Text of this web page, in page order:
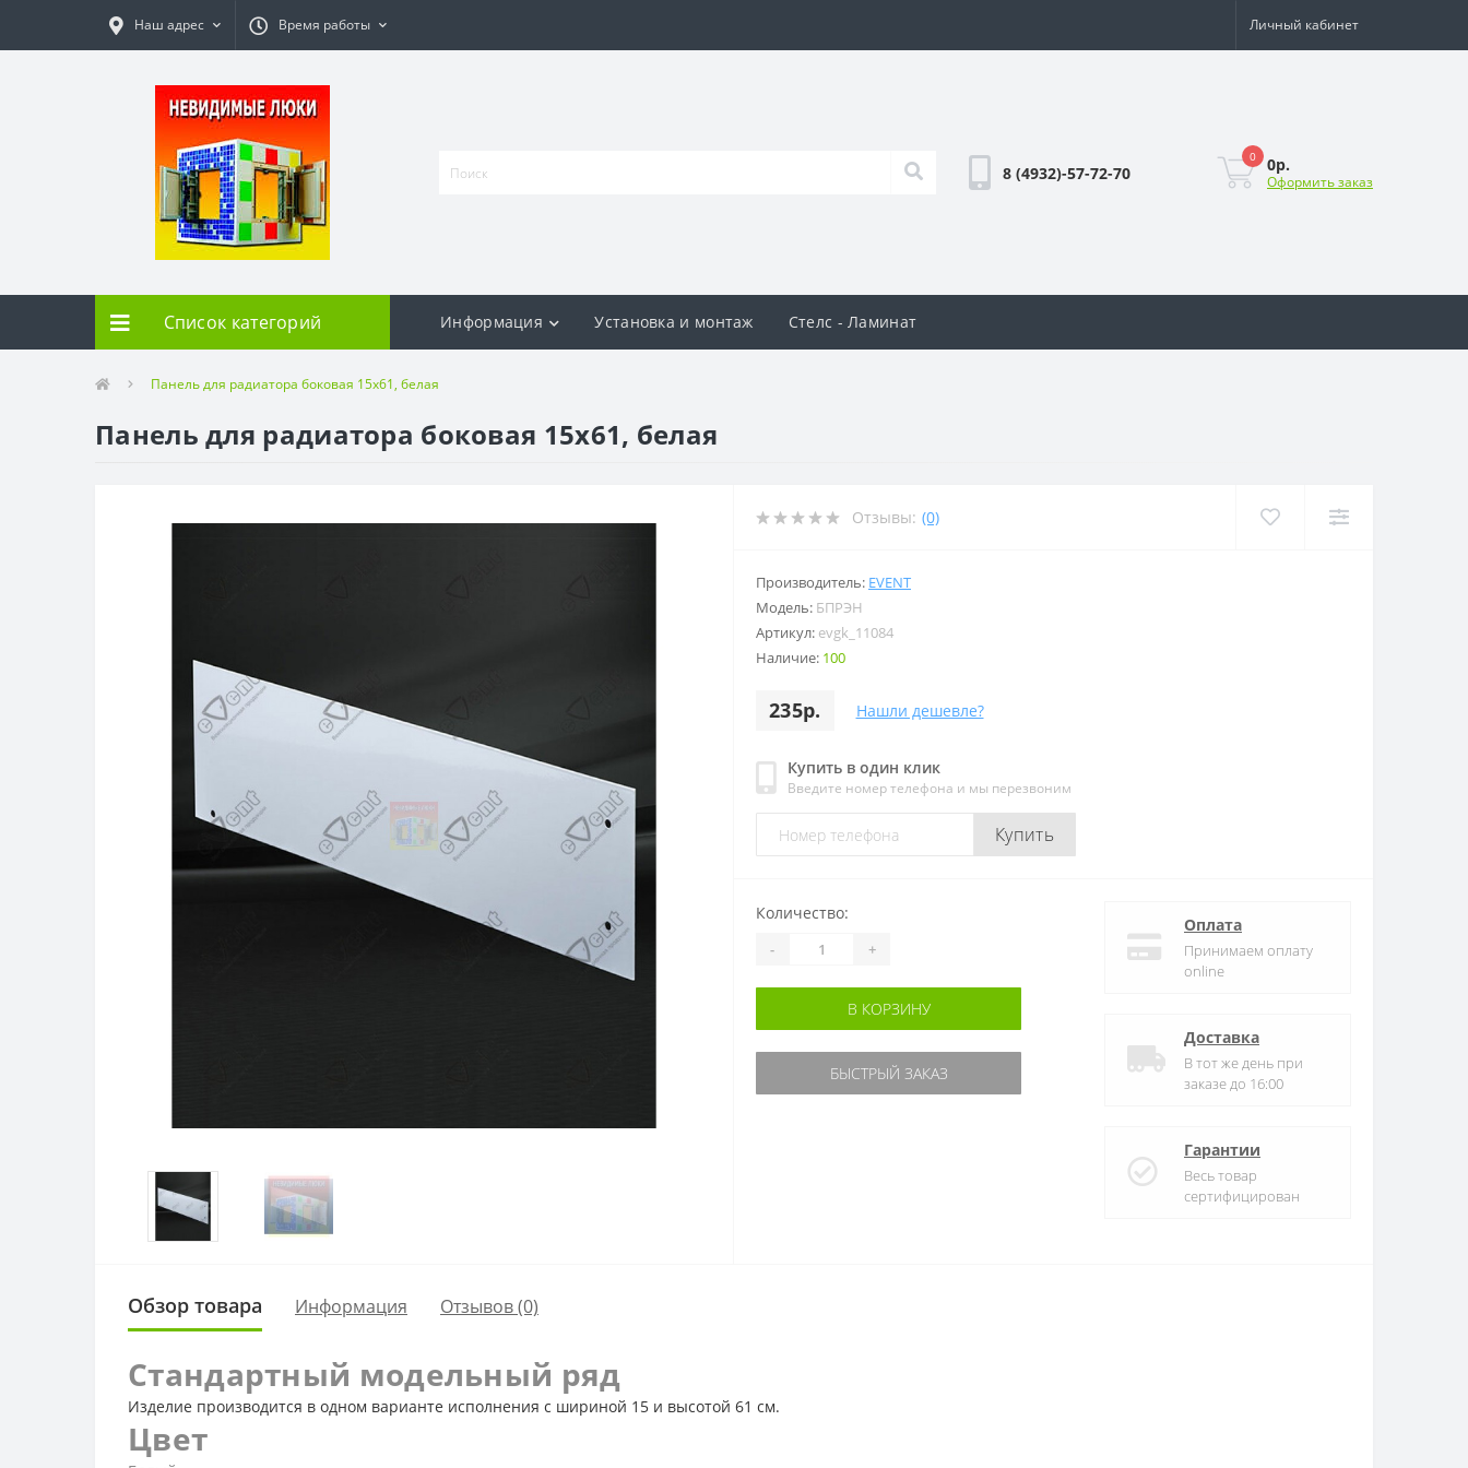
Наш адрес Время работы Личный кабинет
8 (4932)-57-72-70
0 0р.
Оформить заказ
Список категорий Информация Установка и монтаж Стелс - Ламинат
Панель для радиатора боковая 15х61, белая
Панель для радиатора боковая 15х61, белая
Отзывы: (0)
Производитель: EVENT
Модель: БПРЭН
Артикул: evgk_11084
Наличие: 100
235р. Нашли дешевле?
Купить в один клик
Введите номер телефона и мы перезвоним
Купить
Количество:
- +
В КОРЗИНУ
БЫСТРЫЙ ЗАКАЗ
Оплата
Принимаем оплату
online
Доставка
В тот же день при
заказе до 16:00
Гарантии
Весь товар
сертифицирован
Обзор товара Информация Отзывов (0)
Стандартный модельный ряд
Изделие производится в одном варианте исполнения с шириной 15 и высотой 61 см.
Цвет